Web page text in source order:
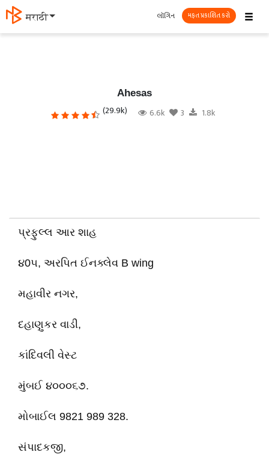
தமிழ் ☰
લૉગિન મફત પ્રકાશિત કરો
Ahesas
(29.9k) 6.6k 3 1.8k
પ્રફુલ્લ આર શાહ
૪0૫, અરપિત ઈનક્લેવ B wing
મહાવીર નગર,
દહાણુકર વાડી,
કાંદિવલી વેસ્ટ
મુંબઈ ૪૦૦૦૬૭.
મોબાઈલ 9821 989 328.
સંપાદકજી,